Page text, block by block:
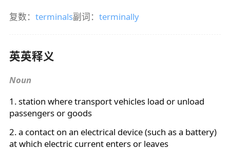
复数： terminals副词： terminally
英英释义
Noun
1. station where transport vehicles load or unload
passengers or goods
2. a contact on an electrical device (such as a battery)
at which electric current enters or leaves